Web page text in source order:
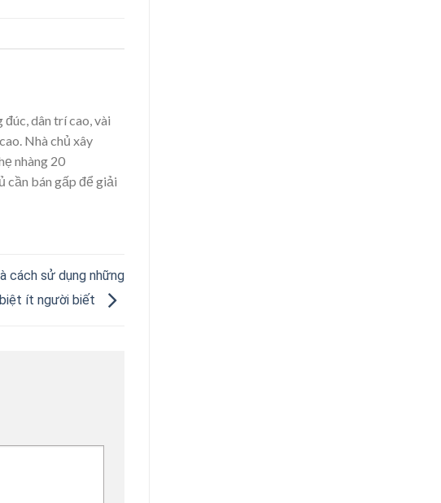
dân trí cao, vài
Nhà chủ xây
nhàng 20
cần bán gấp để giải
cách sử dụng những
ít người biết